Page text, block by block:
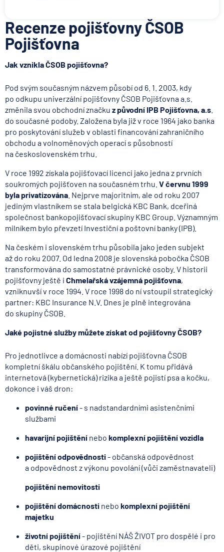
Recenze pojišťovny ČSOB
Pojišťovna
Jak vznikla ČSOB pojišťovna?
Pod svým současným názvem působí od 6. 1. 2003, kdy
po odkupu univerzální pojišťovny ČSOB Pojišťovna a.s.
změnila svou obchodní značku z původní IPB Pojišťovna, a.s
do současné podoby. Založena byla již v roce 1964 jako banka
pro poskytování služeb v oblasti financování zahraničního
obchodu a volnoměnových operací s působností
na československém trhu.
V roce 1992 získala pojišťovací licenci jako jedna z prvních
soukromých pojišťoven na současném trhu. V červnu 1999
byla privatizována . Nejprve majoritním, ale od roku 2007
jediným vlastníkem se stala belgická KBC Bank, dceřiná
společnost bankopojišťovací skupiny KBC Group. Významným
milníkem bylo převzetí Investiční a poštovní banky (IPB).
Na českém i slovenském trhu působila jako jeden subjekt
až do roku 2007. Od ledna 2008 je slovenská pobočka ČSOB
transformována do samostatné právnické osoby. V historii
pojišťovny ještě i Chmelařská vzájemná pojišťovna,
vzniknuvší v roce 1994. V roce 1998 do ní vstoupil strategický
partner: KBC Insurance N.V. Dnes je plně integrována
do skupiny ČSOB.
Jaké pojistné služby můžete získat od pojišťovny ČSOB?
Pro jednotlivce a domácnosti nabízí pojišťovna ČSOB
kompletní škálu občanského pojištění. K tomu přidává
internetová (kybernetická) rizika a ještě pojistí psa a kočku,
dokonce i váš dron:
povinné ručení- s nadstandardními asistenčními
službami
havarijní pojištění nebo komplexní pojištění vozidla
pojištění odpovědnosti- občanská odpovědnost
a odpovědnost z výkonu povolání (vůči zaměstnavateli)
pojištění nemovitosti
pojištění domácnosti nebo komplexní pojištění
majetku
životní pojištění- pojištění NÁŠ ŽIVOT pro dospělé i pro
děti, skupinové úrazové pojištění